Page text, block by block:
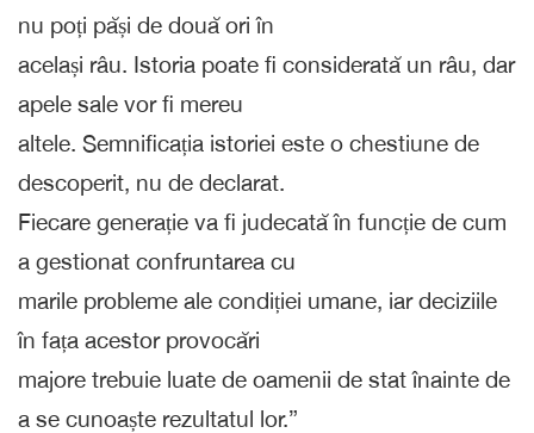
nu poți păși de două ori în
același râu. Istoria poate fi considerată un râu, dar
apele sale vor fi mereu
altele. Semnificația istoriei este o chestiune de
descoperit, nu de declarat.
Fiecare generație va fi judecată în funcție de cum
a gestionat confruntarea cu
marile probleme ale condiției umane, iar deciziile
în fața acestor provocări
majore trebuie luate de oamenii de stat înainte de
a se cunoaște rezultatul lor.”